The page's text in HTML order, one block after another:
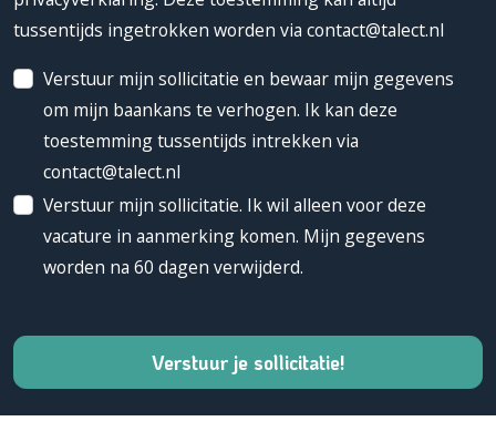
tussentijds ingetrokken worden via contact@talect.nl
Verstuur mijn sollicitatie en bewaar mijn gegevens
om mijn baankans te verhogen. Ik kan deze
toestemming tussentijds intrekken via
contact@talect.nl
Verstuur mijn sollicitatie. Ik wil alleen voor deze
vacature in aanmerking komen. Mijn gegevens
worden na 60 dagen verwijderd.